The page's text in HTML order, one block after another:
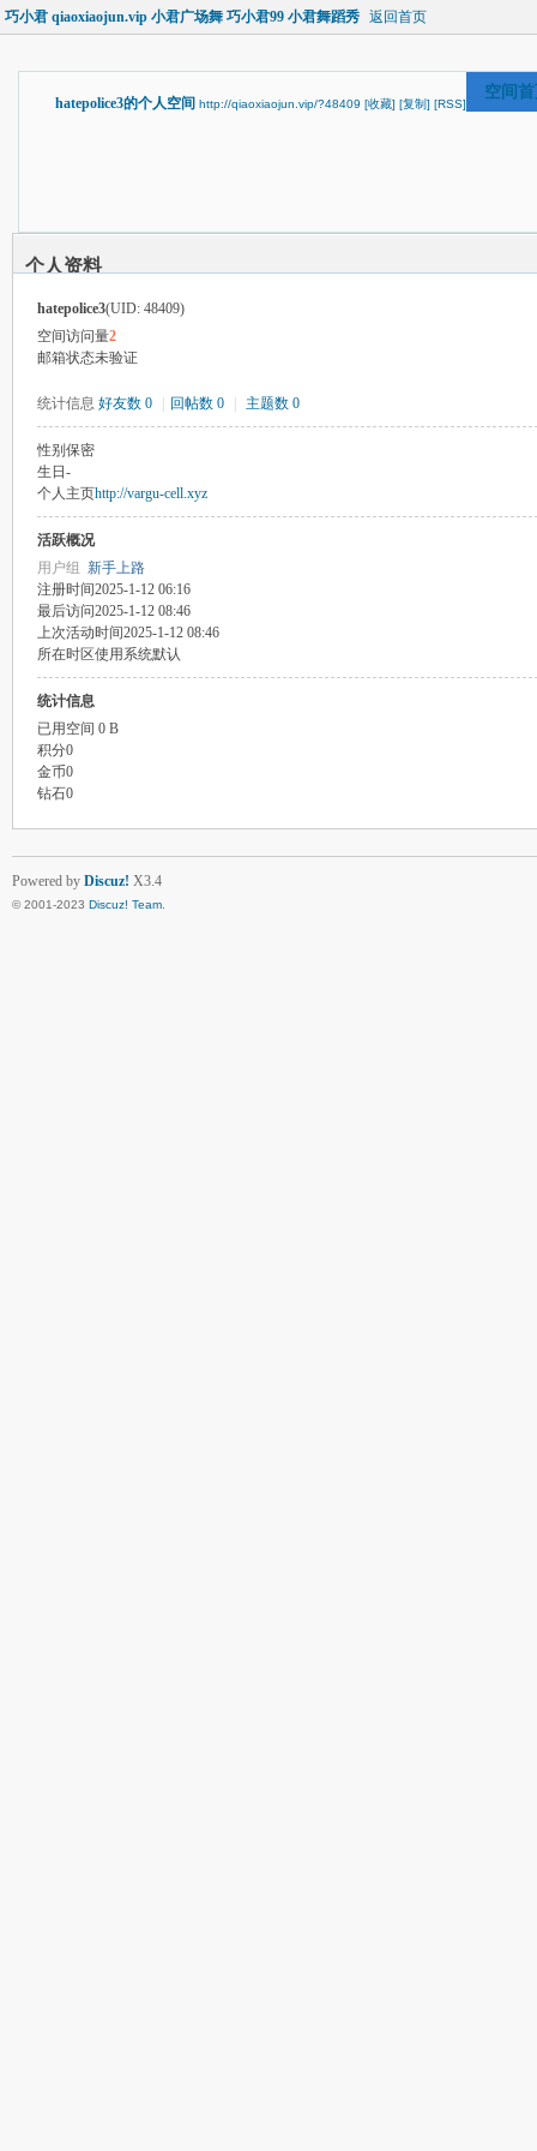
巧小君 qiaoxiaojun.vip 小君广场舞 巧小君99 小君舞蹈秀 返回首页
hatepolice3的个人空间 http://qiaoxiaojun.vip/?48409 [收藏] [复制] [RSS]
空间
个人资料
hatepolice3(UID: 48409)
空间访问量2
邮箱状态未验证
统计信息 好友数 0 回帖数 0 主题数 0
性别 保密
生日 -
个人主页http://vargu-cell.xyz
活跃概况
用户组 新手上路
注册时间2025-1-12 06:16
最后访问2025-1-12 08:46
上次活动时间2025-1-12 08:46
所在时区使用系统默认
统计信息
已用空间 0 B
积分0
金币0
钻石0
Powered by Discuz! X3.4
© 2001-2023 Discuz! Team